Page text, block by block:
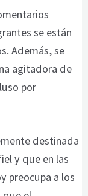
se están
Además, se
agitadora de
por
destinada
y que en las
preocupa a los